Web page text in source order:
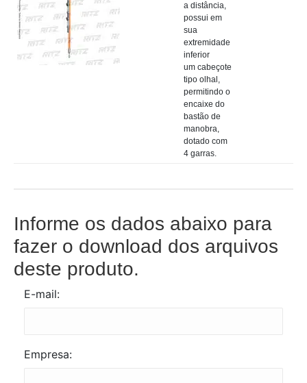
a distância,
possui em
sua
extremidade
inferior
um cabeçote
tipo olhal,
permitindo o
encaixe do
bastão de
manobra,
dotado com
4 garras.
Informe os dados abaixo para
fazer o download dos arquivos
deste produto.
E-mail:
Empresa: